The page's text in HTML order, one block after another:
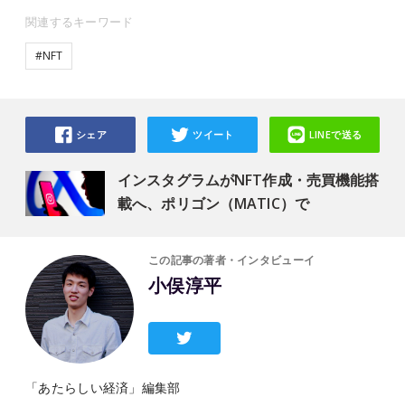
関連するキーワード
#NFT
インスタグラムがNFT作成・売買機能搭
載へ、ポリゴン（MATIC）で
シェア ツイート LINEで送る
この記事の著者・インタビューイ
小俣淳平
「あたらしい経済」編集部